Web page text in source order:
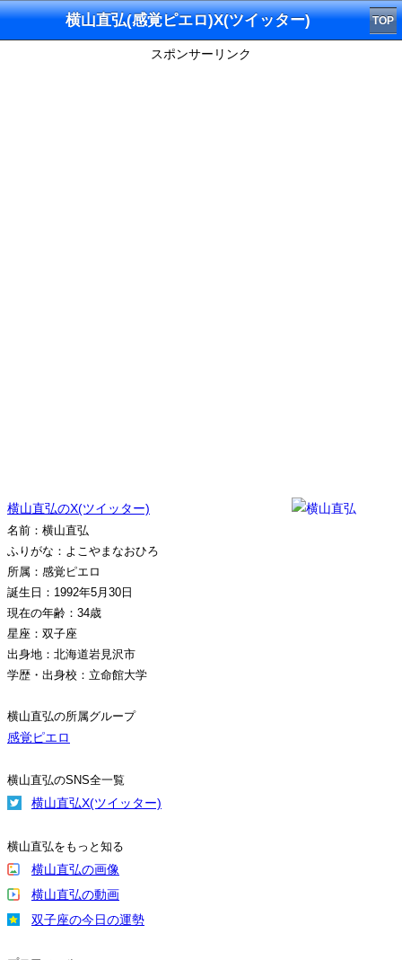
横山直弘(感覚ピエロ)X(ツイッター) TOP
スポンサーリンク
横山直弘のX(ツイッター)
名前：横山直弘
ふりがな：よこやまなおひろ
所属：感覚ピエロ
誕生日：1992年5月30日
現在の年齢：34歳
星座：双子座
出身地：北海道岩見沢市
学歴・出身校：立命館大学
横山直弘の所属グループ
感覚ピエロ
横山直弘のSNS全一覧
横山直弘X(ツイッター)
横山直弘をもっと知る
横山直弘の画像
横山直弘の動画
双子座の今日の運勢